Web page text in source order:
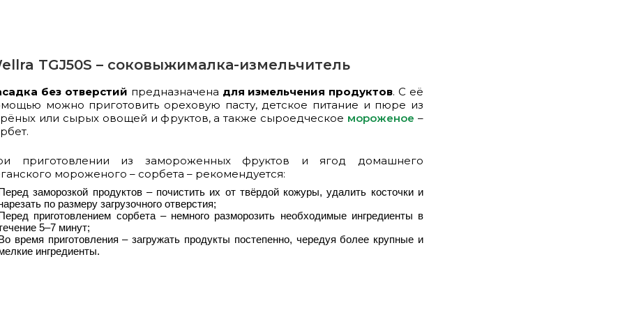
TGJ50S – соковыжималка-измельчитель
без отверстий предназначена для измельчения продуктов. С её
можно приготовить ореховую пасту, детское питание и пюре из
или сырых овощей и фруктов, а также сыроедческое мороженое –
приготовлении из замороженных фруктов и ягод домашнего
мороженого – сорбета – рекомендуется:
заморозкой продуктов – почистить их от твёрдой кожуры, удалить косточки и
по размеру загрузочного отверстия;
приготовлением сорбета – немного разморозить необходимые ингредиенты в
5–7 минут;
время приготовления – загружать продукты постепенно, чередуя более крупные и
ингредиенты.